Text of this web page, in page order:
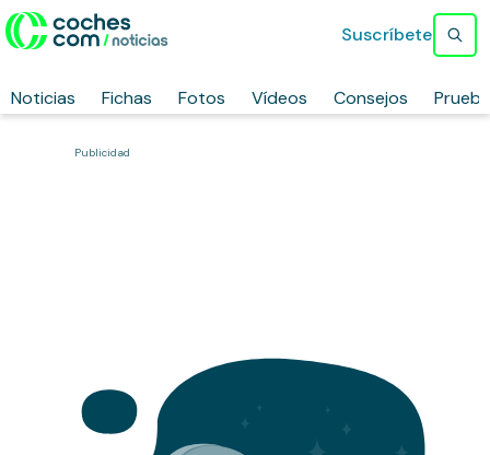
Noticias Fichas Fotos Vídeos Consejos
Suscríbete
Publicidad